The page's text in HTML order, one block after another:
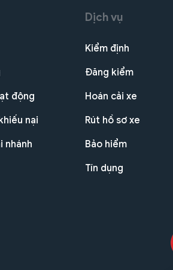
động
nại
nhánh
Dịch vụ
Kiểm định
Đăng kiểm
Hoán cải xe
Rút hồ sơ xe
Bảo hiểm
Tín dụng